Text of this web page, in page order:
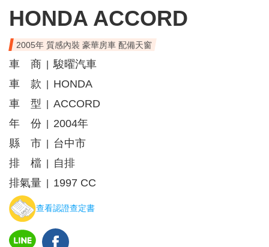
HONDA ACCORD
2005年 質感內裝 豪華房車 配備天窗
車 商
駿曜汽車
車 款
HONDA
車 型
ACCORD
年 份
2004年
縣 市
台中市
排 檔
自排
排氣量
1997 CC
查看認證查定書